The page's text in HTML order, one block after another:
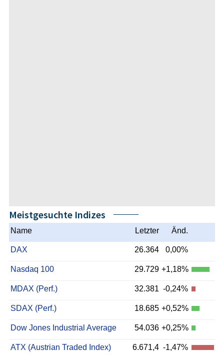
Meistgesuchte Indizes
Name Letzter Änd.
DAX 26.364 0,00%
Nasdaq 100 29.729 +1,18%
MDAX (Perf.) 32.381 -0,24%
SDAX (Perf.) 18.685 +0,52%
Dow Jones Industrial Average 54.036 +0,25%
ATX (Austrian Traded Index) 6.671,4 -1,47%